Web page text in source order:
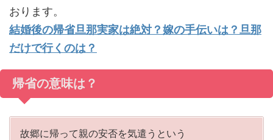
おります。
結婚後の帰省旦那実家は絶対？嫁の手伝いは？旦那
だけで行くのは？
帰省の意味は？
故郷に帰って親の安否を気遣うという